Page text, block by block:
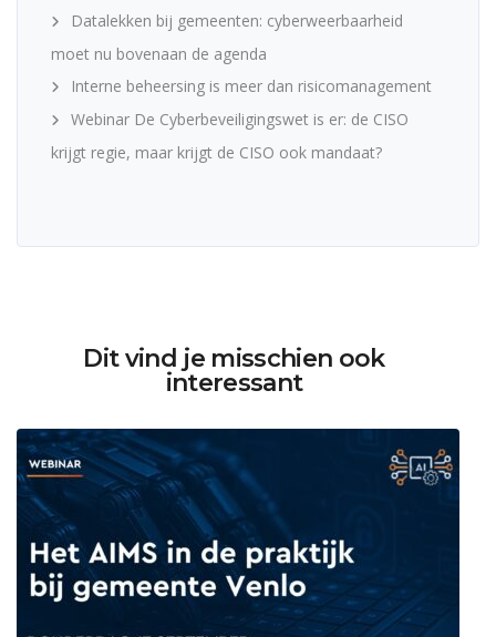
Datalekken bij gemeenten: cyberweerbaarheid
moet nu bovenaan de agenda
Interne beheersing is meer dan risicomanagement
Webinar De Cyberbeveiligingswet is er: de CISO
krijgt regie, maar krijgt de CISO ook mandaat?
Dit vind je misschien ook
interessant